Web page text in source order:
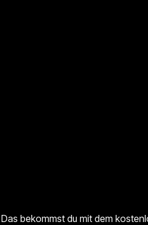
bekommst du mit dem